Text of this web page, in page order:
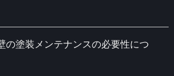
の塗装メンテナンスの必要性につ